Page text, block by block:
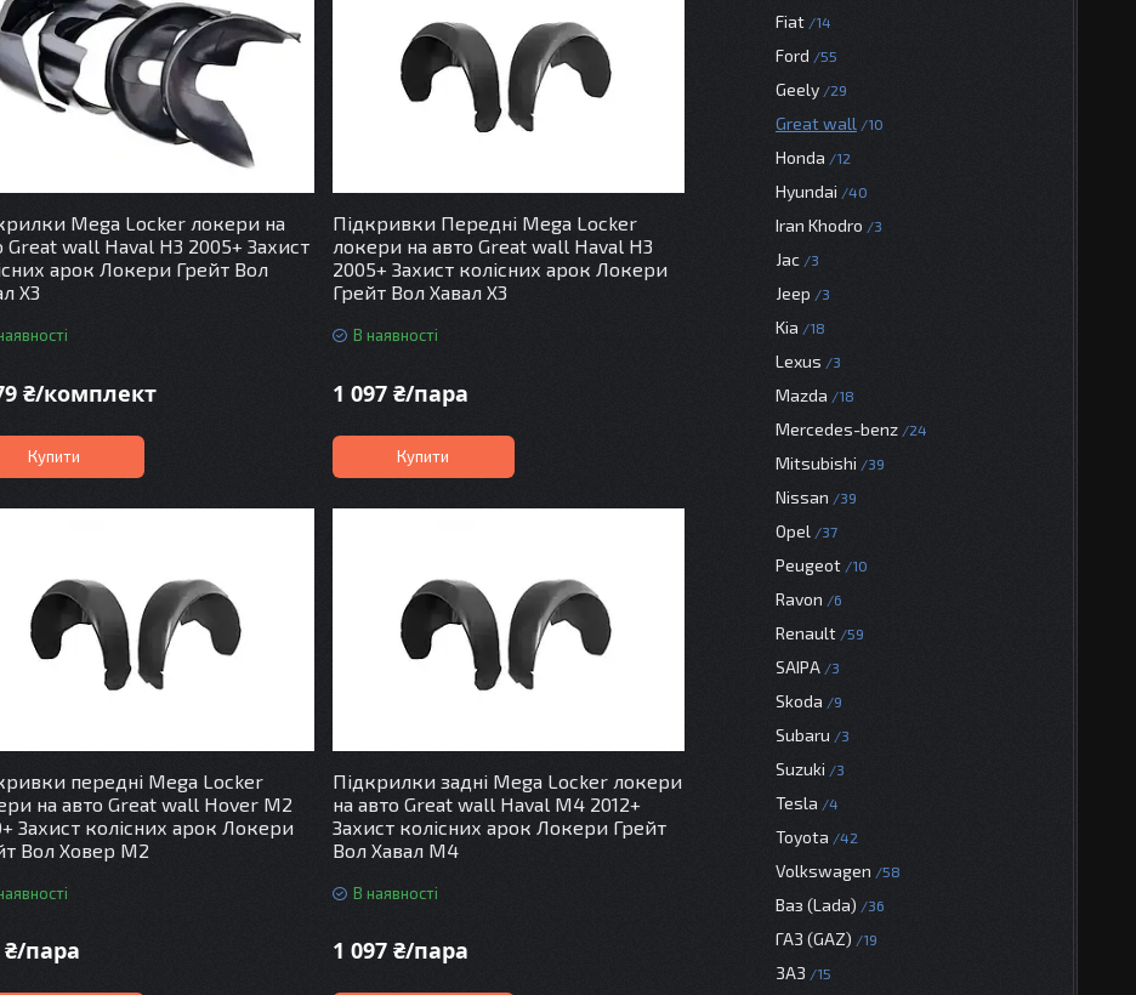
Mega Locker локери на
Great wall Haval H3 2005+ Захист
арок Локери Грейт Вол
Х3
₴/комплект
Купити
Підкривки Передні Mega Locker
локери на авто Great wall Haval H3
2005+ Захист колісних арок Локери
Грейт Вол Хавал Х3
В наявності
1 097 ₴/пара
Купити
передні Mega Locker
на авто Great wall Hover M2
Захист колісних арок Локери
Вол Ховер М2
₴/пара
Підкрилки задні Mega Locker локери
на авто Great wall Haval M4 2012+
Захист колісних арок Локери Грейт
Вол Хавал М4
В наявності
1 097 ₴/пара
Fiat 14
Ford 55
Geely 29
Great wall 10
Honda 12
Hyundai 40
Iran Khodro 3
Jac 3
Jeep 3
Kia 18
Lexus 3
Mazda 18
Mercedes-benz 24
Mitsubishi 39
Nissan 39
Opel 37
Peugeot 10
Ravon 6
Renault 59
SAIPA 3
Skoda 9
Subaru 3
Suzuki 3
Tesla 4
Toyota 42
Volkswagen 58
Ваз (Lada) 36
ГАЗ (GAZ) 19
ЗАЗ 15